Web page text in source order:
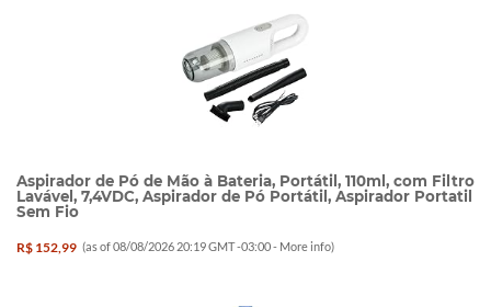
Aspirador de Pó de Mão à Bateria, Portátil, 110ml, com Filtro
Lavável, 7,4VDC, Aspirador de Pó Portátil, Aspirador Portatil
Sem Fio
R$ 152,99 (as of 08/08/2026 20:19 GMT -03:00 - More info)